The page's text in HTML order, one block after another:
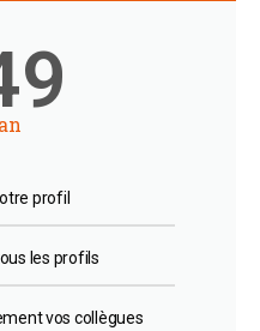
profil
les profils
vos collègues